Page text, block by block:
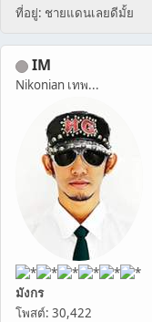
ที่อยู่: ชายแดนเลยดีมั้ย
IM
Nikonian เทพ...
มังกร
โพสต์: 30,422